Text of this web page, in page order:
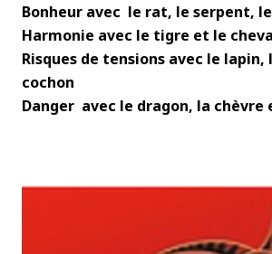
Bonheur avec le rat, le serpent,
Harmonie avec le tigre et le
Risques de tensions avec le
cochon
Danger avec le dragon, la chèvre